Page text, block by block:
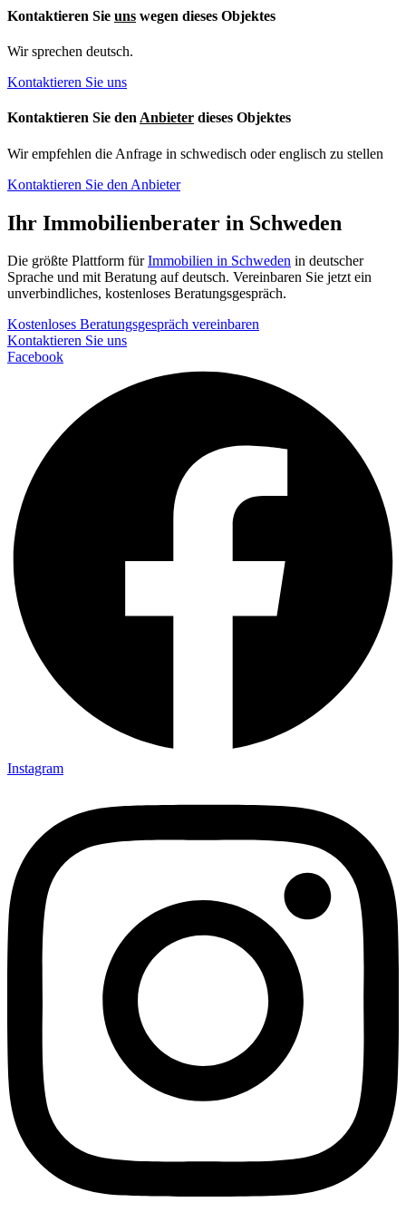
Kontaktieren Sie uns wegen dieses Objektes
Wir sprechen deutsch.
Kontaktieren Sie uns
Kontaktieren Sie den Anbieter dieses Objektes
Wir empfehlen die Anfrage in schwedisch oder englisch zu stellen
Kontaktieren Sie den Anbieter
Ihr Immobilienberater in Schweden
Die größte Plattform fürImmobilien in Schweden in deutscher
Sprache und mit Beratung auf deutsch. Vereinbaren Sie jetzt ein
unverbindliches, kostenloses Beratungsgespräch.
Kostenloses Beratungsgespräch vereinbaren
Kontaktieren Sie uns
Facebook
Instagram